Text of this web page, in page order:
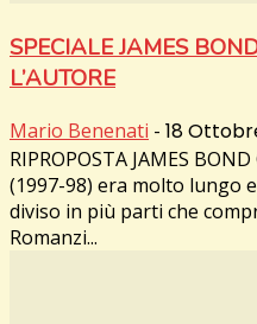
SPECIALE JAMES
L’AUTORE
Mario Benenati - 18
RIPROPOSTA JAMES
(1997-98) era molto lungo
diviso in più parti che
Romanzi...